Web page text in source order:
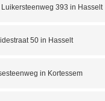
Luikersteenweg 393 in Hasselt
50 in Hasselt
in Kortessem